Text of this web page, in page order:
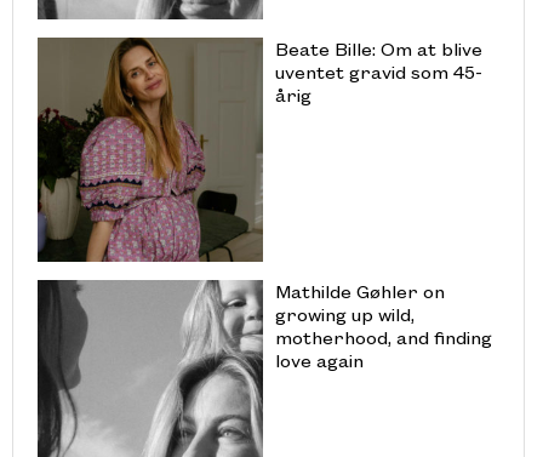
Beate Bille: Om at blive
uventet gravid som 45-
årig
Mathilde Gøhler on
growing up wild,
motherhood, and finding
love again